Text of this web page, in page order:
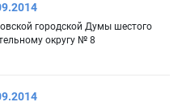
городской Думы шестого
округу № 8